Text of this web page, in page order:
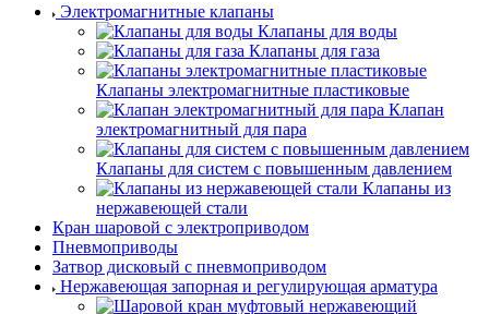
Электромагнитные клапаны
Клапаны для воды
Клапаны для газа
Клапаны электромагнитные пластиковые
Клапан
электромагнитный для пара
Клапаны для систем с повышенным давлением
Клапаны из
нержавеющей стали
Кран шаровой с электроприводом
Пневмоприводы
Затвор дисковый с пневмоприводом
Нержавеющая запорная и регулирующая арматура